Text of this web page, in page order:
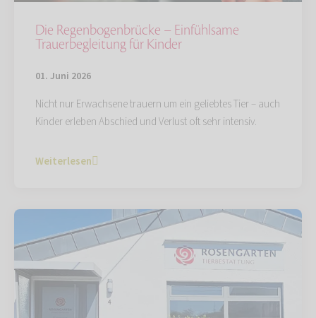
Die Regenbogenbrücke – Einfühlsame
Trauerbegleitung für Kinder
01. Juni 2026
Nicht nur Erwachsene trauern um ein geliebtes Tier – auch
Kinder erleben Abschied und Verlust oft sehr intensiv.
Weiterlesen